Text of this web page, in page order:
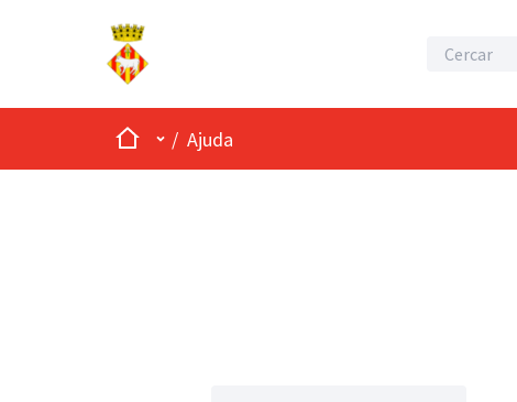
Inici Menú principal
/ Ajuda